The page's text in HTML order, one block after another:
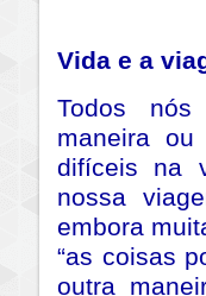
Vida e a
Todos
maneira ou
difíceis na
nossa
embora
“as coisas
outra